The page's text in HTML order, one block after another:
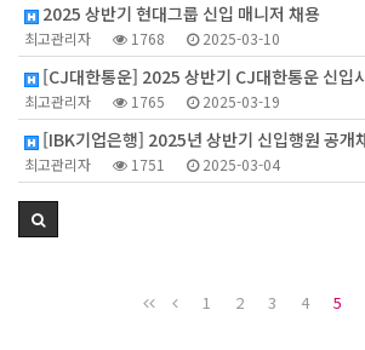
2025 상반기 현대그룹 신입 매니저 채용
최고관리자 1768 2025-03-10
[CJ대한통운] 2025 상반기 CJ대한통운 신입
최고관리자 1765 2025-03-19
[IBK기업은행] 2025년 상반기 신입행원 공
최고관리자 1751 2025-03-04
1 2 3 4 5